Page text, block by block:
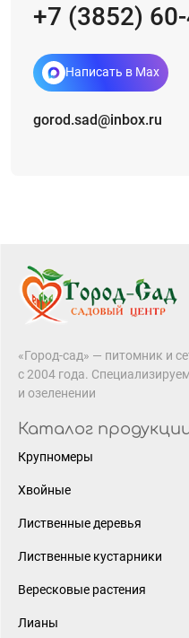
+7 (3852)
Написать в Max
gorod.sad@inbox.ru
«Город-сад» — питомник и
с 2004 года.
и озеленении
Каталог
Крупномеры
Хвойные
Лиственные деревья
Лиственные кустарники
Вересковые растения
Лианы